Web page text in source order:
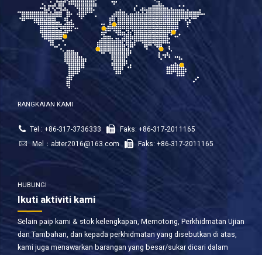
RANGKAIAN KAMI
Tel : +86-317-3736333
Faks: +86-317-2011165
Mel： abter2016@163.com Faks: +86-317-2011165
HUBUNGI
Ikuti aktiviti kami
Selain paip kami & stok kelengkapan, Memotong, Perkhidmatan Ujian
dan Tambahan, dan kepada perkhidmatan yang disebutkan di atas,
kami juga menawarkan barangan yang besar/sukar dicari dalam